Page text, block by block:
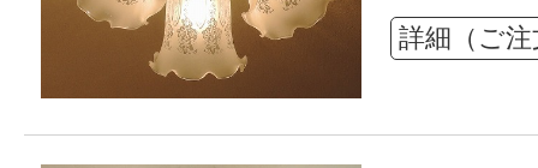
詳細（ご